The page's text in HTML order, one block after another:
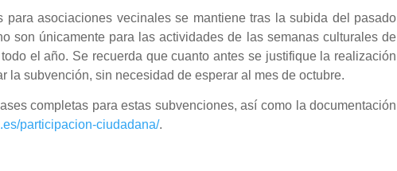
para asociaciones vecinales se mantiene tras la subida del pasado
son únicamente para las actividades de las semanas culturales de
el año. Se recuerda que cuanto antes se justifique la realización
la subvención, sin necesidad de esperar al mes de octubre.
completas para estas subvenciones, así como la documentación
participacion-ciudadana/.